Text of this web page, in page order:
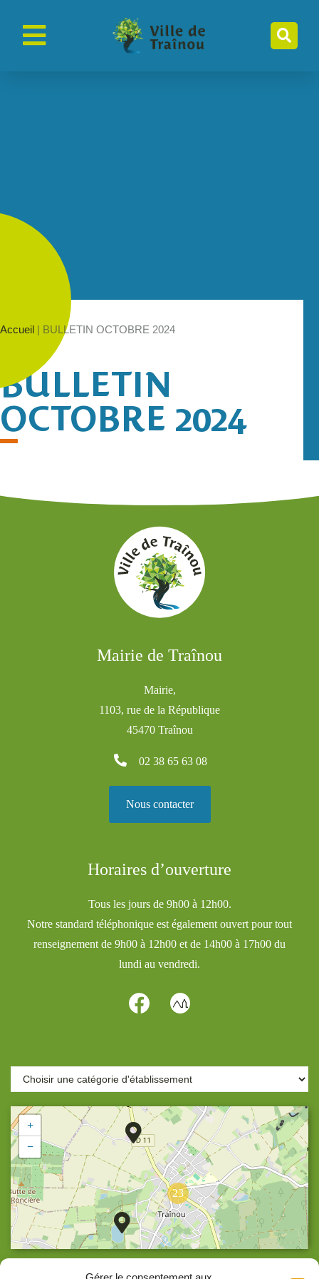
Accueil | BULLETIN OCTOBRE 2024
BULLETIN
OCTOBRE 2024
Mairie de Traînou
Mairie,
1103, rue de la République
45470 Traînou
02 38 65 63 08
Nous contacter
Horaires d’ouverture
Tous les jours de 9h00 à 12h00.
Notre standard téléphonique est également ouvert pour tout
renseignement de 9h00 à 12h00 et de 14h00 à 17h00 du
lundi au vendredi.
23
+
−